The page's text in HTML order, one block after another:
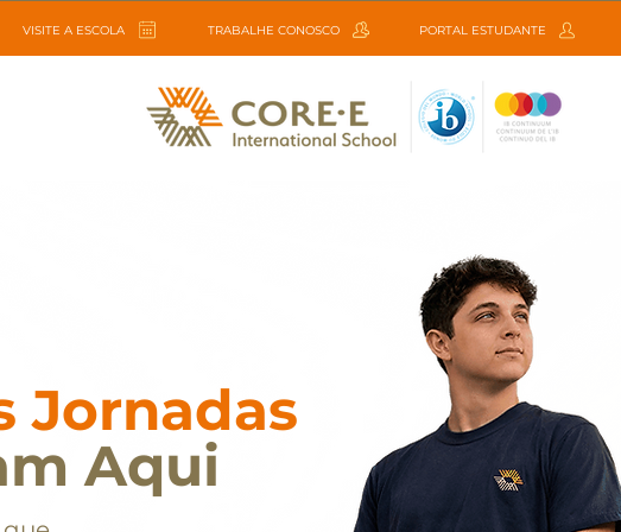
VISITE A ESCOLA TRABALHE CONOSCO PORTAL ESTUDANTE
Jornadas
Aqui